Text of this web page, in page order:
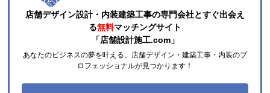
店舗デザイン設計・内装建築工事の専門会社とすぐ出会え
る無料マッチングサイト
「店舗設計施工.com」
あなたのビジネスの夢を叶える、店舗デザイン・建築工事・内装のプ
ロフェッショナルが見つかります！